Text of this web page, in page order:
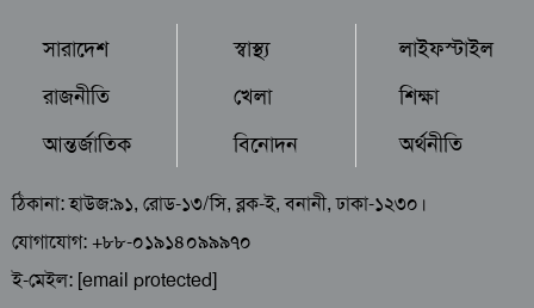
সারাদেশ
রাজনীতি
আন্তর্জাতিক
স্বাস্থ্য
খেলা
বিনোদন
লাইফস্টাইল
শিক্ষা
অর্থনীতি
ঠিকানা: হাউজ:৯১, রোড-১৩/সি, ব্লক-ই, বনানী, ঢাকা-১২৩০।
যোগাযোগ: +৮৮-০১৯১৪০৯৯৯৭০
ই-মেইল: [email protected]